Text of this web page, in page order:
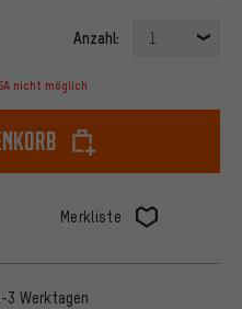
Anzahl: 1
nicht möglich
Merkliste
3 Werktagen